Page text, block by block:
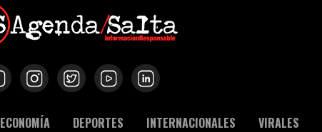
ECONOMÍA DEPORTES INTERNACIONALES VIRALES